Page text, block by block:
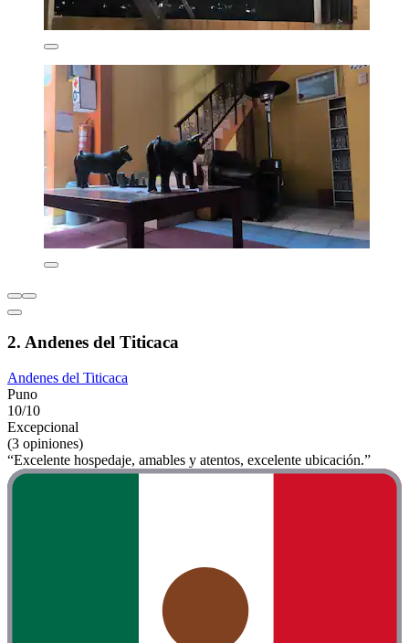
2. Andenes del Titicaca
Andenes del Titicaca
Puno
10/10
Excepcional
(3 opiniones)
“Excelente hospedaje, amables y atentos, excelente ubicación.”